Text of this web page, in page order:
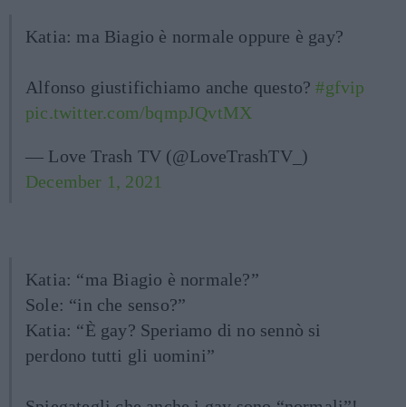
Katia: ma Biagio è normale oppure è gay?
Alfonso giustifichiamo anche questo?#gfvip
pic.twitter.com/bqmpJQvtMX
— Love Trash TV (@LoveTrashTV_)
December 1, 2021
Katia: “ma Biagio è normale?”
Sole: “in che senso?”
Katia: “È gay? Speriamo di no sennò si
perdono tutti gli uomini”